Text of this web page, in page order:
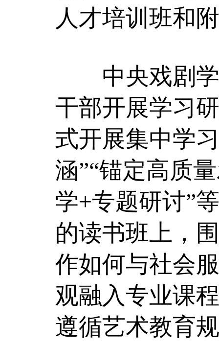
人才培训班和
中央戏剧学
干部开展学习
式开展集中学
涵”“锚定高质
学+专题研讨”
的读书班上，
作如何与社会
观融入专业课
遵循艺术教育